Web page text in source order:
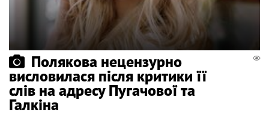
Полякова нецензурно
висловилася після критики її
слів на адресу Пугачової та
Галкіна